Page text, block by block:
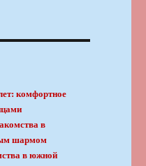
комфортное
в
шармом
в южной